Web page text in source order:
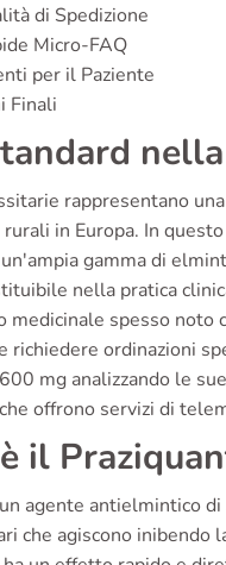
di Spedizione
Micro-FAQ
per il Paziente
Finali
rappresentano
in Europa. In
gamma di
nella pratica
medicinale spesso
richiedere ordinazioni
mg analizzando le
offrono servizi di
il
agente antielmintico
che agiscono